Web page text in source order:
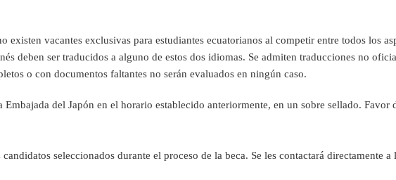
existen vacantes exclusivas para estudiantes ecuatorianos al competir entre todos los
deben ser traducidos a alguno de estos dos idiomas. Se admiten traducciones no
o con documentos faltantes no serán evaluados en ningún caso.
del Japón en el horario establecido anteriormente, en un sobre sellado.
seleccionados durante el proceso de la beca. Se les contactará directamente